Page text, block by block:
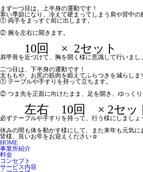
まず一つ目は、上半身の運動です！
寒い季節になり、冷えて硬まってしまう肩や背中の
① 両手をまっすぐ前に出します。
② 腕を左右に開きます。
10回 × 2セット
肩甲骨を近づけて、胸を開く様に意識して行いまし
二つ目は、下半身の運動です！
太ももや、お尻の筋肉を鍛えてふらつきを減らしま
① テーブルや手すりを持って立ちます。
② つま先を正面に向けたまま、足を開き、ゆっくり
左右 10回 × 2セッ
必ずテーブルや手すりを持って、行う様にしましょ
休みの間も体を動かす様にして、また来年も元気に
皆様、良いお年をお迎えください☺️
HOME
事業所紹介
料金
コンセプト
サービス内容